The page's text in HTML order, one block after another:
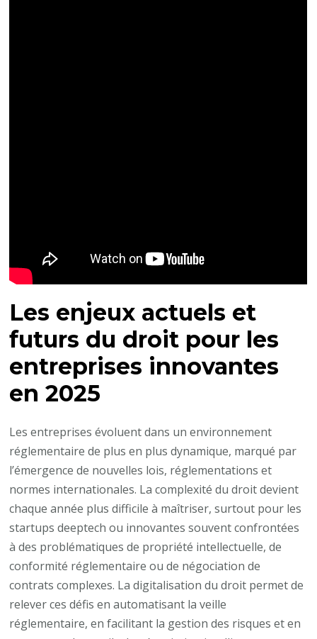
Les enjeux actuels et
futurs du droit pour les
entreprises innovantes
en 2025
Les entreprises évoluent dans un environnement
réglementaire de plus en plus dynamique, marqué par
l’émergence de nouvelles lois, réglementations et
normes internationales. La complexité du droit devient
chaque année plus difficile à maîtriser, surtout pour les
startups deeptech ou innovantes souvent confrontées
à des problématiques de propriété intellectuelle, de
conformité réglementaire ou de négociation de
contrats complexes. La digitalisation du droit permet de
relever ces défis en automatisant la veille
réglementaire, en facilitant la gestion des risques et en